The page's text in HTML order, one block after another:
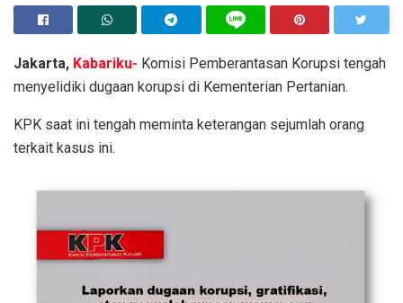
Jakarta, Kabariku- Komisi Pemberantasan Korupsi tengah
menyelidiki dugaan korupsi di Kementerian Pertanian.
KPK saat ini tengah meminta keterangan sejumlah orang
terkait kasus ini.